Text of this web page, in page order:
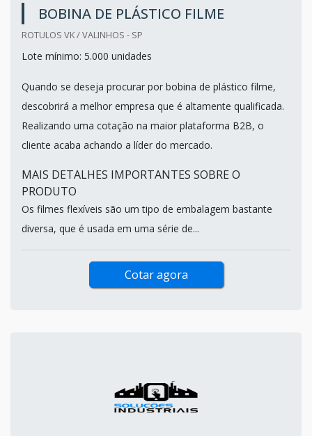
BOBINA DE PLÁSTICO FILME
ROTULOS VK / VALINHOS - SP
Lote mínimo: 5.000 unidades
Quando se deseja procurar por bobina de plástico filme,
descobrirá a melhor empresa que é altamente qualificada.
Realizando uma cotação na maior plataforma B2B, o
cliente acaba achando a líder do mercado.
MAIS DETALHES IMPORTANTES SOBRE O
PRODUTO
Os filmes flexíveis são um tipo de embalagem bastante
diversa, que é usada em uma série de...
Cotar agora